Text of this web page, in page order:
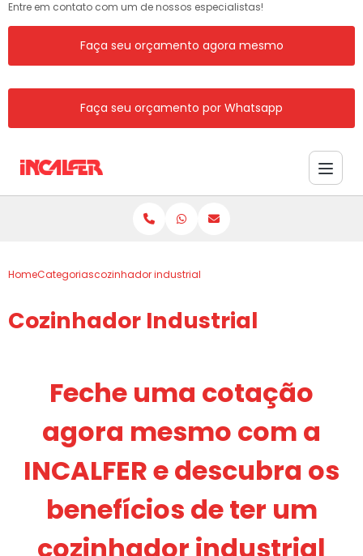
Entre em contato com um de nossos especialistas!
Faça seu orçamento agora mesmo
Faça seu orçamento por Whatsapp
HomeCategoriascozinhador industrial
Cozinhador Industrial
Feche uma cotação
agora mesmo com a
INCALFER e descubra os
benefícios de ter um
cozinhador industrial